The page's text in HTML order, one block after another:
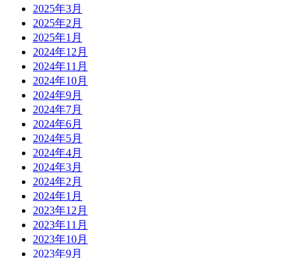
2025年3月
2025年2月
2025年1月
2024年12月
2024年11月
2024年10月
2024年9月
2024年7月
2024年6月
2024年5月
2024年4月
2024年3月
2024年2月
2024年1月
2023年12月
2023年11月
2023年10月
2023年9月